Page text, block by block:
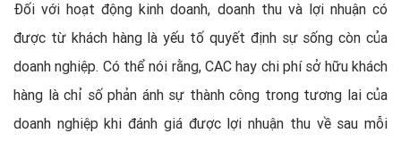
Đối với hoạt động kinh doanh, doanh thu và lợi nhuận có
được từ khách hàng là yếu tố quyết định sự sống còn của
doanh nghiệp. Có thể nói rằng, CAC hay chi phí sở hữu khách
hàng là chỉ số phản ánh sự thành công trong tương lai của
doanh nghiệp khi đánh giá được lợi nhuận thu về sau mỗi